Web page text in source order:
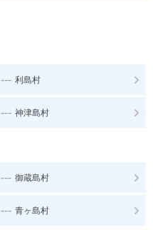
--- 利島村
--- 神津島村
--- 御蔵島村
--- 青ヶ島村